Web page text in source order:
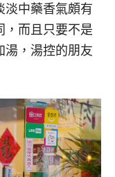
淡中藥香氣頗有
，而且只要不是
湯，湯控的朋友